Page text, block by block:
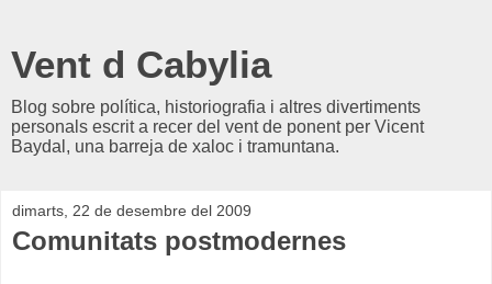
Vent d Cabylia
Blog sobre política, historiografia i altres divertiments
personals escrit a recer del vent de ponent per Vicent
Baydal, una barreja de xaloc i tramuntana.
dimarts, 22 de desembre del 2009
Comunitats postmodernes